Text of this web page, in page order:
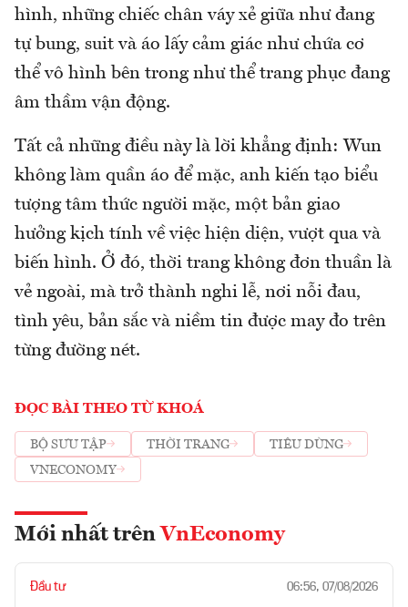
hình, những chiếc chân váy xẻ giữa như đang
tự bung, suit và áo lấy cảm giác như chứa cơ
thể vô hình bên trong như thể trang phục đang
âm thầm vận động.
Tất cả những điều này là lời khẳng định: Wun
không làm quần áo để mặc, anh kiến tạo biểu
tượng tâm thức người mặc, một bản giao
hưởng kịch tính về việc hiện diện, vượt qua và
biến hình. Ở đó, thời trang không đơn thuần là
vẻ ngoài, mà trở thành nghi lễ, nơi nỗi đau,
tình yêu, bản sắc và niềm tin được may đo trên
từng đường nét.
ĐỌC BÀI THEO TỪ KHOÁ
BỘ SƯU TẬP THỜI TRANG
TIÊU DÙNG
VNECONOMY
Mới nhất trên VnEconomy
Đầu tư 06:56, 07/08/2026